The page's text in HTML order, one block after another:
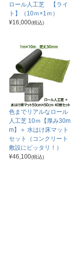
ロール人工芝 【ライ
ト】（10ｍ×1ｍ）
¥16,000(税込)
色までリアルなロール
人工芝 10ｍ【厚み30m
m】＋ 水はけ床マット
セット（コンクリート
敷設にピッタリ！）
¥46,100(税込)